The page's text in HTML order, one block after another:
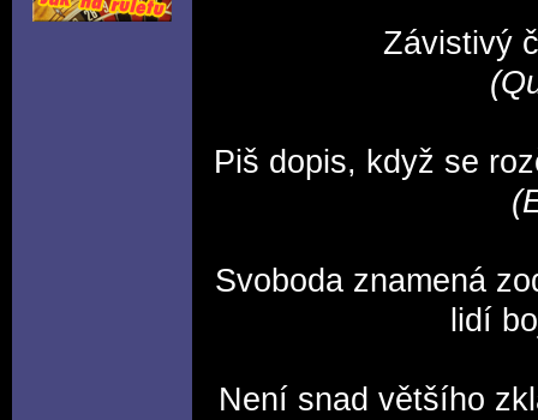
Závistivý
Piš dopis, když se
Svoboda znamená
lidí
Není snad většího